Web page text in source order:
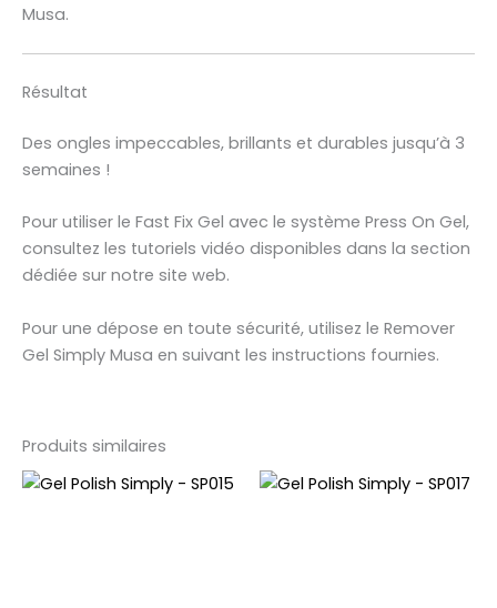
Musa.
Résultat
Des ongles impeccables, brillants et durables jusqu’à 3
semaines !
Pour utiliser le Fast Fix Gel avec le système Press On Gel,
consultez les tutoriels vidéo disponibles dans la section
dédiée sur notre site web.
Pour une dépose en toute sécurité, utilisez le Remover
Gel Simply Musa en suivant les instructions fournies.
Produits similaires